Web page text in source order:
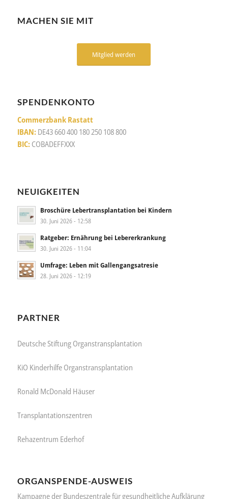
MACHEN SIE MIT
Mitglied werden
SPENDENKONTO
Commerzbank Rastatt
IBAN: DE43 660 400 180 250 108 800
BIC: COBADEFFXXX
NEUIGKEITEN
Broschüre Lebertransplantation bei Kindern
30. Juni 2026 - 12:58
Ratgeber: Ernährung bei Lebererkrankung
30. Juni 2026 - 11:04
Umfrage: Leben mit Gallengangsatresie
28. Juni 2026 - 12:19
PARTNER
Deutsche Stiftung Organstransplantation
KiO Kinderhilfe Organstransplantation
Ronald McDonald Häuser
Transplantationszentren
Rehazentrum Ederhof
ORGANSPENDE-AUSWEIS
Kampagne der Bundeszentrale für gesundheitliche Aufklärung